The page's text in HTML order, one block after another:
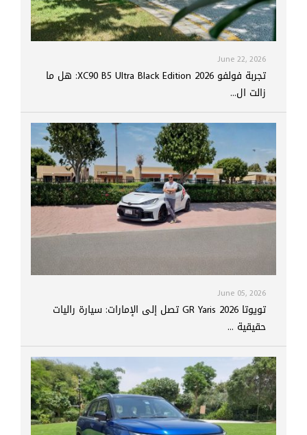
June 22, 2026
تجربة فولفو XC90 B5 Ultra Black Edition 2026: هل ما
زالت ال...
June 05, 2026
تويوتا GR Yaris 2026 تصل إلى الإمارات: سيارة راليات
حقيقية ...